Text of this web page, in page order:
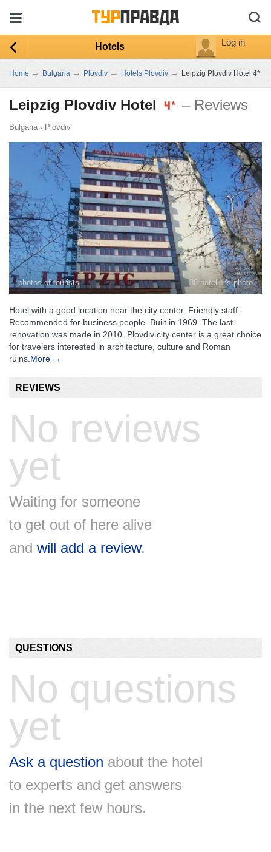
Hotels Log in
Home → Bulgaria → Plovdiv → Hotels Plovdiv → Leipzig Plovdiv Hotel 4*
Leipzig Plovdiv Hotel – Reviews
Bulgaria › Plovdiv
photos of tourists 30 hotelier's photo
Hotel with a good location near the city center. Friendly staff.
Recommended for business people. Built in 1969. The last
renovation was made in 2010. Plovdiv city center is a great choice
for travelers interested in architecture, culture and Roman
ruins. More →
REVIEWS
No reviews
yet
Waiting for someone
to get out of here alive
and will add a review.
QUESTIONS
No questions
yet
Ask a question about the hotel
to experts and get answers
in the next few hours.